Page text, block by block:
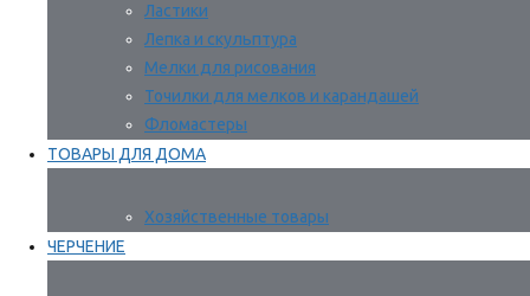
Ластики
Лепка и скульптура
Мелки для рисования
Точилки для мелков и карандашей
Фломастеры
ТОВАРЫ ДЛЯ ДОМА
Хозяйственные товары
ЧЕРЧЕНИЕ